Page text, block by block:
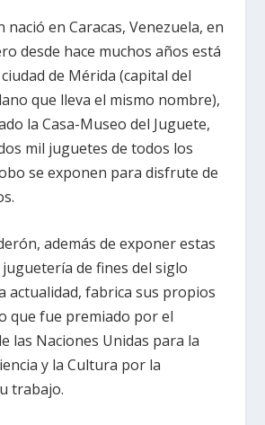
nació en Caracas, Venezuela, en
desde hace muchos años está
de Mérida (capital del
que lleva el mismo nombre),
la Casa-Museo del Juguete,
mil juguetes de todos los
se exponen para disfrute de
además de exponer estas
de fines del siglo
actualidad, fabrica sus propios
que fue premiado por el
las Naciones Unidas para la
y la Cultura por la
trabajo.